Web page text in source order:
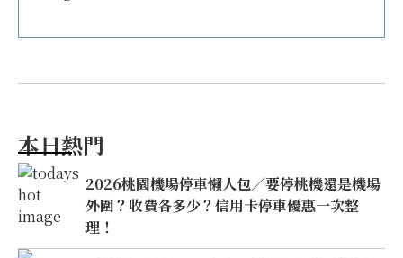
本日熱門
2026桃園機場停車懶人包／要停桃機還是機場
外圍？收費各多少？信用卡停車優惠一次整
理！